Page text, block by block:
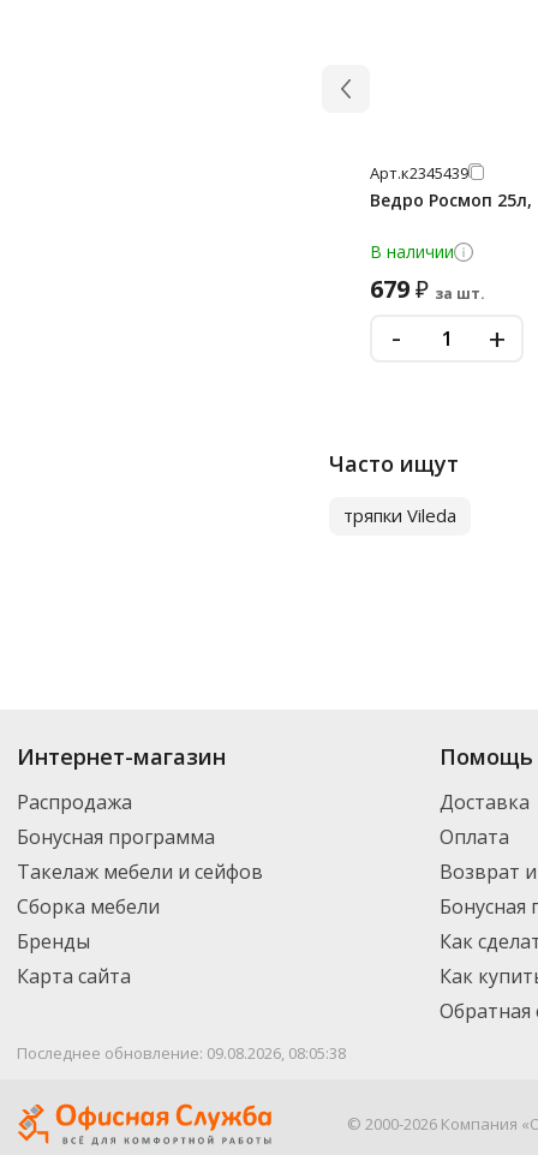
Арт.к2345439
Ведро Росмоп 25л,
В наличии
679₽ за шт.
- +
Часто ищут
тряпки Vileda
Купить
. В ассортименте
можете выбрать нужный товар и добавить его в корзину для
партнерской транспортной компанией DPD. Для постоянных
Интернет-магазин
Распродажа
Бонусная программа
Такелаж мебели и сейфов
Сборка мебели
Бренды
Карта сайта
Помощь
Доставка
Оплата
Возврат
Бонусная
Как
Как
Обратная
Последнее обновление: 09.08.2026, 08:05:38
© 2000-2026 Компания